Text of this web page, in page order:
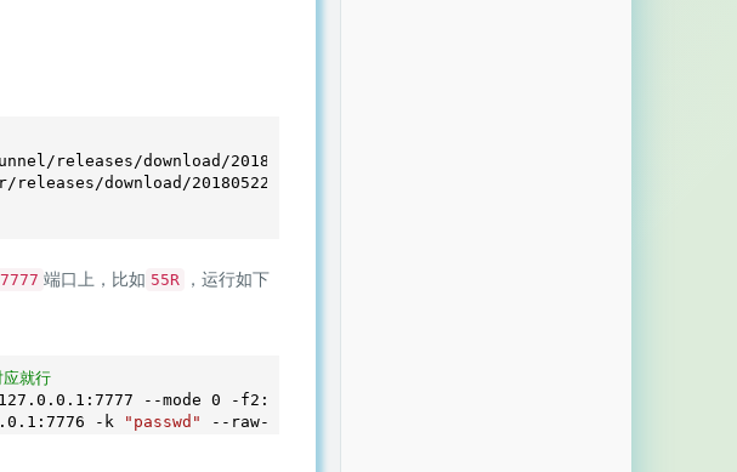
releases/download/20180225.0
releases /download/20180522.0
端口上，比如 55R
，运行如下
就行
.0 .0 .1 : 7777 --mode 0 -f2:
.0 .1 : 7776 -k "passwd"